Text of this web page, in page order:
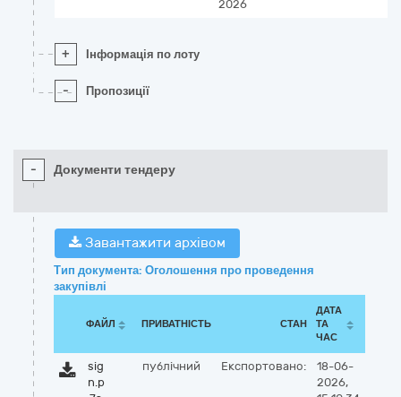
2026
+ Інформація по лоту
- Пропозиції
- Документи тендеру
Завантажити архівом
Тип документа: Оголошення про проведення
закупівлі
ФАЙЛ ПРИВАТНІСТЬ СТАН
ДАТА
ТА
ЧАС
sig
n.p
публічний Експортовано:
18-06-
2026,